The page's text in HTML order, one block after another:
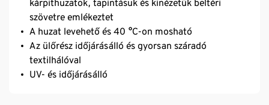
kárpithuzatok, tapintásuk és kinézetük beltéri
szövetre emlékeztet
A huzat levehető és 40 °C-on mosható
Az ülőrész időjárásálló és gyorsan száradó
textilhálóval
UV- és időjárásálló